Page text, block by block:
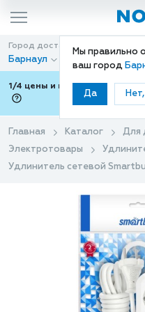
Мы правильно
ваш город
Да
Город доставки
Барнаул
1/4 цены и покупки ваши с
Главная Каталог
Для
Электротовары
Удлинитель сетевой